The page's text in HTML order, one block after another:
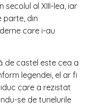
al XIII-lea, iar
parte, din
care i-au
de castel este cea a
legendei, el ar fi
care a rezistat
se de tunelurile